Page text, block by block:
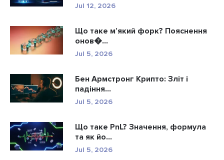
Jul 12, 2026
Що таке м’який форк? Пояснення
онов�...
Jul 5, 2026
Бен Армстронг Крипто: Зліт і
падіння...
Jul 5, 2026
Що таке PnL? Значення, формула
та як йо...
Jul 5, 2026